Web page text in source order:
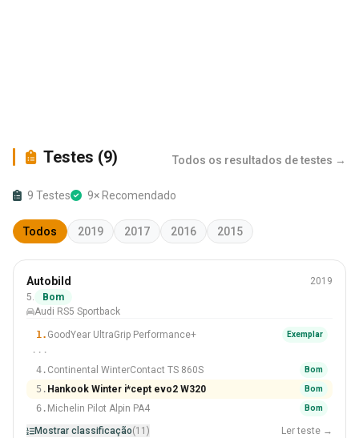
Testes (9) Todos os resultados de testes →
9 Testes 9× Recomendado
Todos 2019 2017 2016 2015
255/35 R19
#5 De 11 Pneus
Autobild
2019
5.
Bom
Audi RS5 Sportback
1. GoodYear UltraGrip Performance+ Exemplar
···
4. Continental WinterContact TS 860S Bom
5. Hankook Winter i*cept evo2 W320 Bom
6. Michelin Pilot Alpin PA4 Bom
Mostrar classificação(11) Ler teste →